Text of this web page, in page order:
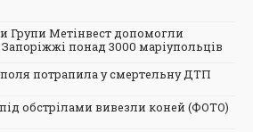
Групи Метінвест допомогли
понад 3000 маріупольців
потрапила у смертельну ДТП
обстрілами вивезли коней (ФОТО)